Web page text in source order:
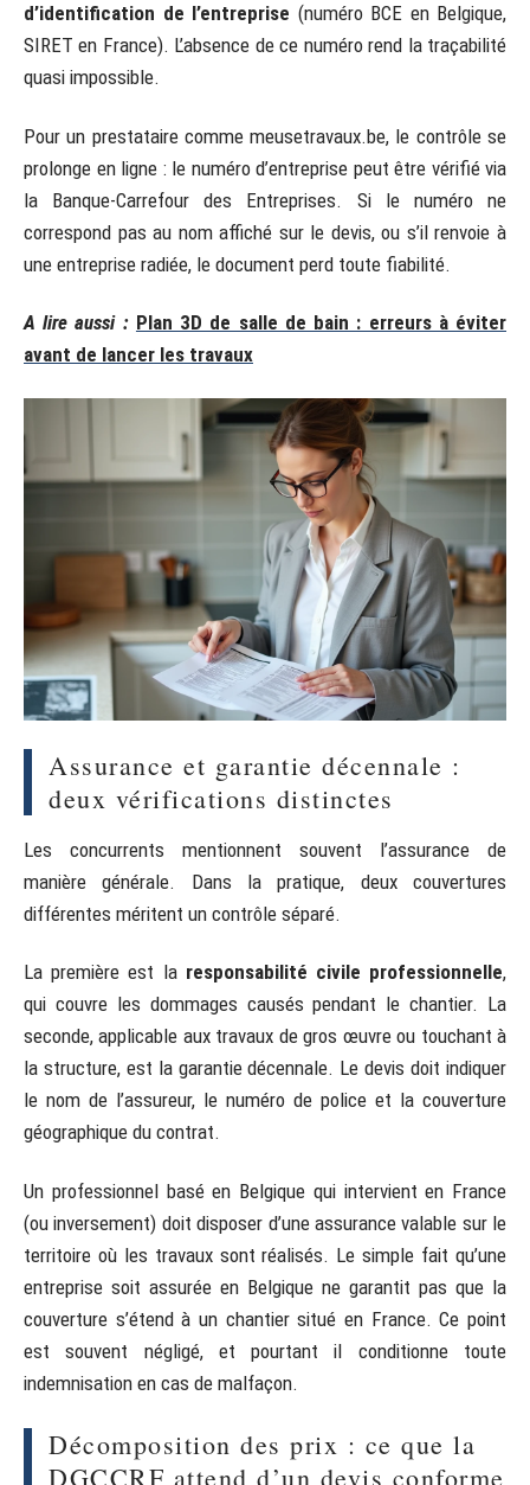
d’identification de l’entreprise (numéro BCE en Belgique,
SIRET en France). L’absence de ce numéro rend la traçabilité
quasi impossible.
Pour un prestataire comme meusetravaux.be, le contrôle se
prolonge en ligne : le numéro d’entreprise peut être vérifié via
la Banque-Carrefour des Entreprises. Si le numéro ne
correspond pas au nom affiché sur le devis, ou s’il renvoie à
une entreprise radiée, le document perd toute fiabilité.
A lire aussi : Plan 3D de salle de bain : erreurs à éviter
avant de lancer les travaux
Assurance et garantie décennale :
deux vérifications distinctes
Les concurrents mentionnent souvent l’assurance de
manière générale. Dans la pratique, deux couvertures
différentes méritent un contrôle séparé.
La première est la responsabilité civile professionnelle,
qui couvre les dommages causés pendant le chantier. La
seconde, applicable aux travaux de gros œuvre ou touchant à
la structure, est la garantie décennale. Le devis doit indiquer
le nom de l’assureur, le numéro de police et la couverture
géographique du contrat.
Un professionnel basé en Belgique qui intervient en France
(ou inversement) doit disposer d’une assurance valable sur le
territoire où les travaux sont réalisés. Le simple fait qu’une
entreprise soit assurée en Belgique ne garantit pas que la
couverture s’étend à un chantier situé en France. Ce point
est souvent négligé, et pourtant il conditionne toute
indemnisation en cas de malfaçon.
Décomposition des prix : ce que la
DGCCRF attend d’un devis conforme